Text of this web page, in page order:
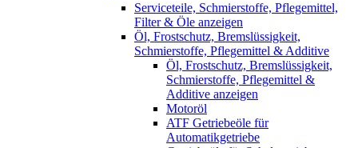
Serviceteile, Schmierstoffe, Pflegemittel,
Filter & Öle anzeigen
Öl, Frostschutz, Bremslüssigkeit,
Schmierstoffe, Pflegemittel & Additive
Öl, Frostschutz, Bremslüssigkeit,
Schmierstoffe, Pflegemittel &
Additive anzeigen
Motoröl
ATF Getriebeöle für
Automatikgetriebe